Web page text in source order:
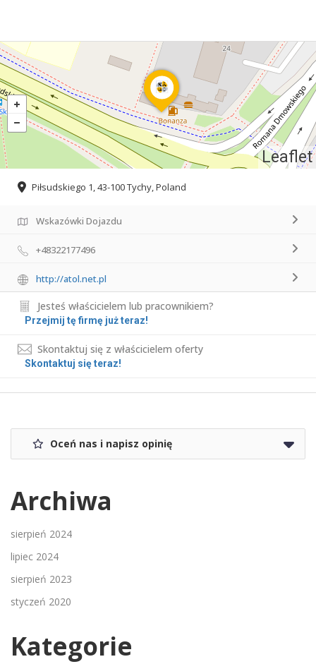
Leaflet
Piłsudskiego 1, 43-100 Tychy, Poland
Wskazówki Dojazdu
+48322177496
http://atol.net.pl
Jesteś właścicielem lub pracownikiem?
Przejmij tę firmę już teraz!
Skontaktuj się z właścicielem oferty
Skontaktuj się teraz!
Oceń nas i napisz opinię
Archiwa
sierpień 2024
lipiec 2024
sierpień 2023
styczeń 2020
Kategorie